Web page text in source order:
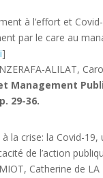
à l’effort et
par le care au
]
ALILAT,
Management
29-36.
la crise: la Covid-19,
de l’action
Catherine de LA